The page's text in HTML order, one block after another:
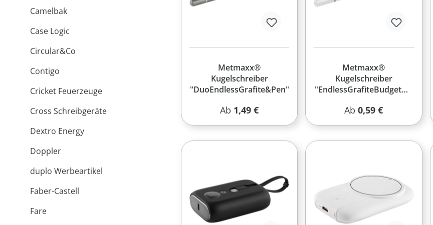
Metmaxx®
Kugelschreiber
"DuoEndlessGrafite&Pen"
Regulärer Preis:
Ab 1,49 €
Metmaxx®
Kugelschreiber
"EndlessGrafiteBudgetDu
Regulärer Preis:
Ab0,59 €
Camelbak
Case Logic
Сircular&Сo
Contigo
Cricket Feuerzeuge
Cross Schreibgeräte
Dextro Energy
Doppler
duplo Werbeartikel
Faber-Castell
Fare